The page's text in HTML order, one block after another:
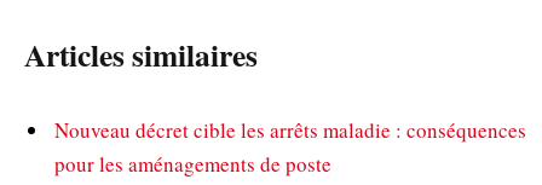
Articles similaires
Nouveau décret cible les arrêts maladie : conséquences
pour les aménagements de poste